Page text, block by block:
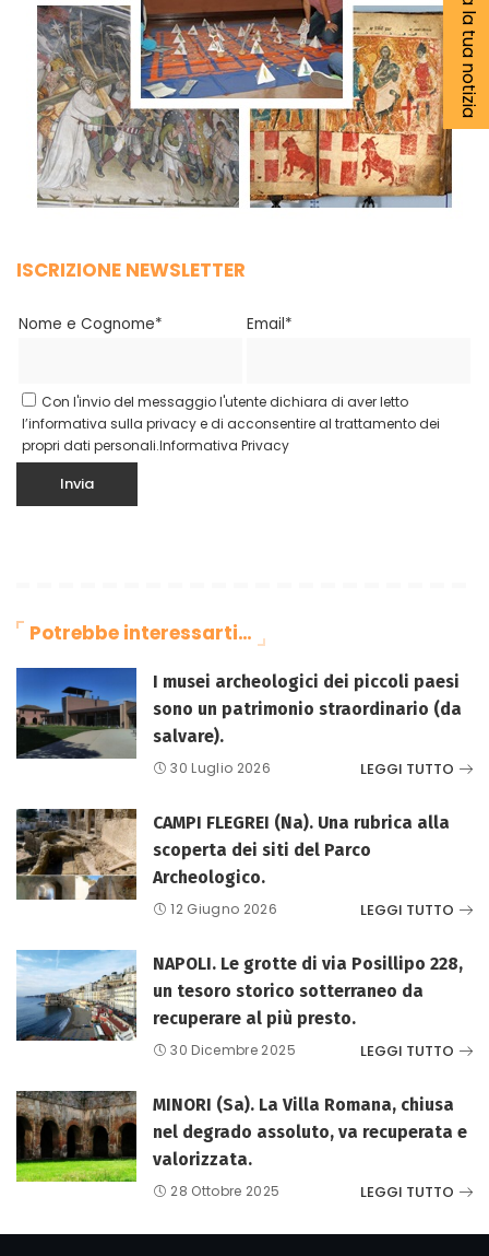
ISCRIZIONE NEWSLETTER
Nome e Cognome* Email*
Con l'invio del messaggio l'utente dichiara di aver letto
l’informativa sulla privacy e di acconsentire al trattamento dei
propri dati personali.Informativa Privacy
Potrebbe interessarti…
I musei archeologici dei piccoli paesi
sono un patrimonio straordinario (da
salvare).
30 Luglio 2026 LEGGI TUTTO
CAMPI FLEGREI (Na). Una rubrica alla
scoperta dei siti del Parco
Archeologico.
12 Giugno 2026 LEGGI TUTTO
NAPOLI. Le grotte di via Posillipo 228,
un tesoro storico sotterraneo da
recuperare al più presto.
30 Dicembre 2025 LEGGI TUTTO
MINORI (Sa). La Villa Romana, chiusa
nel degrado assoluto, va recuperata e
valorizzata.
28 Ottobre 2025 LEGGI TUTTO